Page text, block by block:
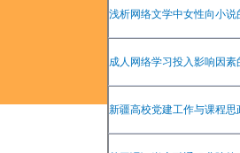
浅析网络文学中女性向小
成人网络学习投入影响因素
新疆高校党建工作与课程
联系电话：027-